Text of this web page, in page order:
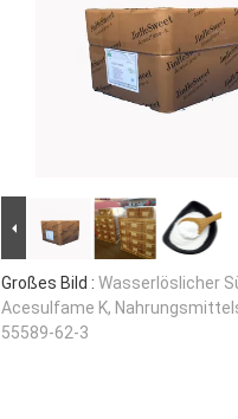
Großes Bild : Wasserlöslicher
Acesulfame K,
55589-62-3